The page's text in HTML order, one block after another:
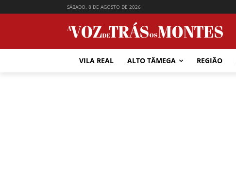
SÁBADO, 8 DE AGOSTO DE 2026
VILA REAL ALTO TÂMEGA REGIÃO